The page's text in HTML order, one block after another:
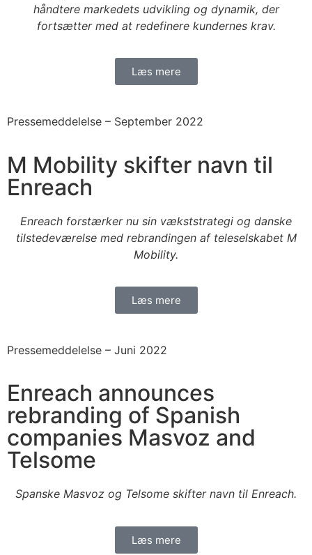
håndtere markedets udvikling og dynamik, der
fortsætter med at redefinere kundernes krav.
Læs mere
Pressemeddelelse – September 2022
M Mobility skifter navn til
Enreach
Enreach forstærker nu sin vækststrategi og danske
tilstedeværelse med rebrandingen af teleselskabet M
Mobility.
Læs mere
Pressemeddelelse – Juni 2022
Enreach announces
rebranding of Spanish
companies Masvoz and
Telsome
Spanske Masvoz og Telsome skifter navn til Enreach.
Læs mere